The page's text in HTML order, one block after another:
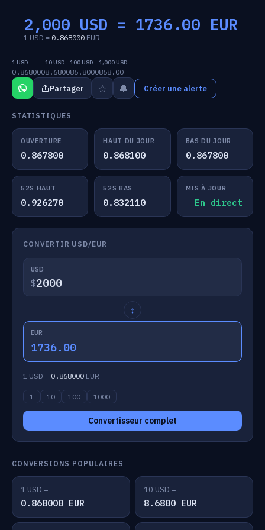
2,000 USD = 1736.00 EUR
1 USD = 0.868000 EUR
1 USD
0.868000
10 USD
8.6800
100 USD
86.8000
1,000 USD
868.00
Partager ☆ 🔔 Créer une alerte
STATISTIQUES
OUVERTURE
0.867800
HAUT DU JOUR
0.868100
BAS DU JOUR
0.867800
52S HAUT
0.926270
52S BAS
0.832110
MIS À JOUR
En direct
CONVERTIR USD/EUR
USD
$
↕
EUR
1736.00
1 USD = 0.868000 EUR
1 10 100 1000
Convertisseur complet
CONVERSIONS POPULAIRES
1 USD =
0.868000 EUR
10 USD =
8.6800 EUR